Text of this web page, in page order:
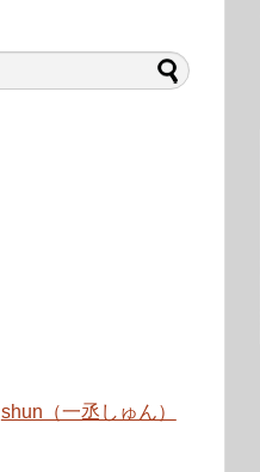
shun（一丞しゅん）